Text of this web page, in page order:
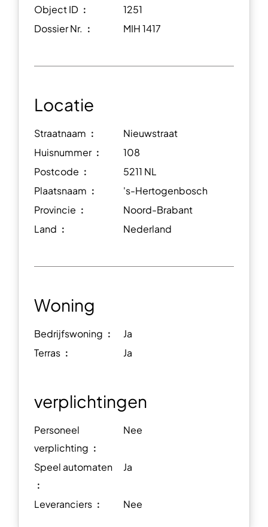
Object ID ︰
1251
Dossier Nr. ︰
MIH 1417
Locatie
Straatnaam ︰
Nieuwstraat
Huisnummer ︰
108
Postcode ︰
5211 NL
Plaatsnaam ︰
's-Hertogenbosch
Provincie ︰
Noord-Brabant
Land ︰
Nederland
Woning
Bedrijfswoning ︰
Ja
Terras ︰
Ja
verplichtingen
Personeel
verplichting ︰
Nee
Speel automaten
︰
Ja
Leveranciers ︰ Nee